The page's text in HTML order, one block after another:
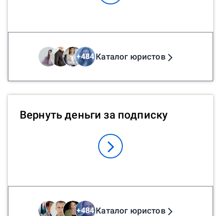
+484Каталог юристов
Вернуть деньги за подписку
+484Каталог юристов